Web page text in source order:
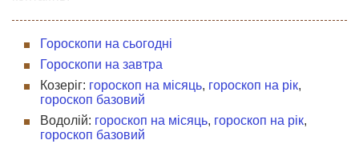
Гороскопи на сьогодні
Гороскопи на завтра
Козеріг: гороскоп на місяць, гороскоп на рік,
гороскоп базовий
Водолій: гороскоп на місяць, гороскоп на рік,
гороскоп базовий